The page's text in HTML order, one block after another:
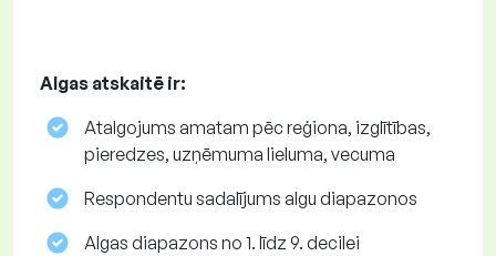
Algas atskaitē ir:
Atalgojums amatam pēc reģiona, izglītības,
pieredzes, uzņēmuma lieluma, vecuma
Respondentu sadalījums algu diapazonos
Algas diapazons no 1. līdz 9. decilei